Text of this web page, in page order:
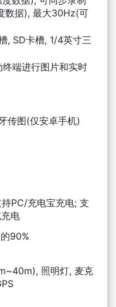
数据), 最大30Hz(可
, SD卡槽, 1/4英寸三
端进行图片和实时
传图(仅安卓手机)
PC/充电宝充电; 支
电
90%
照明灯, 麦克